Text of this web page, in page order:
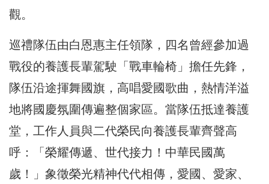
觀。
巡禮隊伍由白恩惠主任領隊，四名曾經參加過
戰役的養護長輩駕駛「戰車輪椅」擔任先鋒，
隊伍沿途揮舞國旗，高唱愛國歌曲，熱情洋溢
地將國慶氛圍傳遍整個家區。當隊伍抵達養護
堂，工作人員與二代榮民向養護長輩齊聲高
呼：「榮耀傳遞、世代接力！中華民國萬
歲！」象徵榮光精神代代相傳，愛國、愛家、